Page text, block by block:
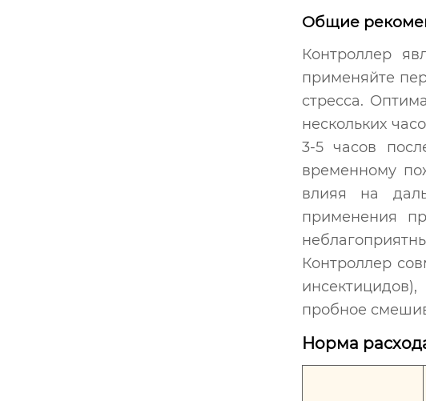
Общие
Контроллер
применяйте
стресса.
нескольких
3-5 часов
временному
влияя на
применения
Контроллер
пробное
Норма